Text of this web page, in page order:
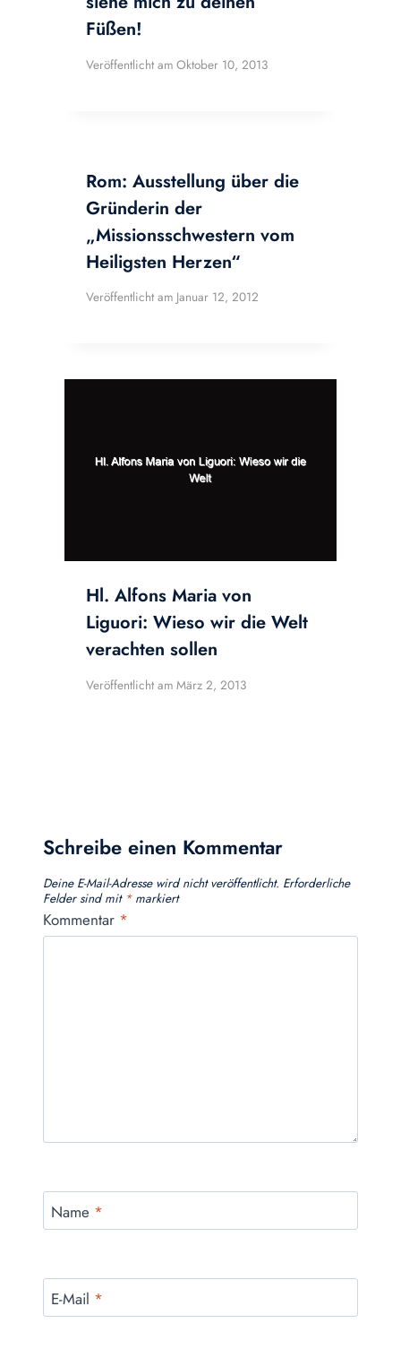
Füßen!
Veröffentlicht am Oktober 10, 2013
Rom: Ausstellung über die
Gründerin der
„Missionsschwestern vom
Heiligsten Herzen“
Veröffentlicht am Januar 12, 2012
Hl. Alfons Maria von
Liguori: Wieso wir die Welt
verachten sollen
Veröffentlicht am März 2, 2013
Schreibe einen Kommentar
Deine E-Mail-Adresse wird nicht veröffentlicht. Erforderliche
Felder sind mit *markiert
Kommentar *
Name *
E-Mail *